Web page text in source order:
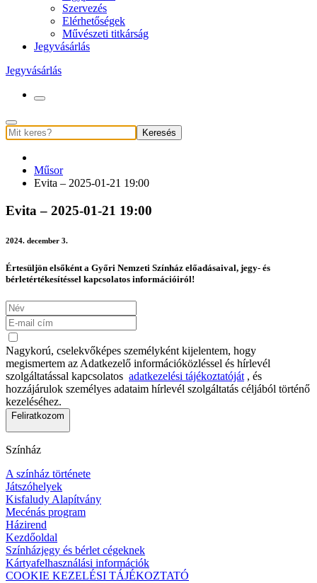
Szervezés
Elérhetőségek
Művészeti titkárság
Jegyvásárlás
Jegyvásárlás
Keresés
Műsor
Evita – 2025-01-21 19:00
Evita – 2025-01-21 19:00
2024. december 3.
Értesüljön elsőként a Győri Nemzeti Színház előadásaival, jegy- és
bérletértékesítéssel kapcsolatos információiról!
Nagykorú, cselekvőképes személyként kijelentem, hogy
megismertem az Adatkezelő információközléssel és hírlevél
szolgáltatással kapcsolatos adatkezelési tájékoztatóját , és
hozzájárulok személyes adataim hírlevél szolgáltatás céljából történő
kezeléséhez.
Feliratkozom
Színház
A színház története
Játszóhelyek
Kisfaludy Alapítvány
Mecénás program
Házirend
Kezdőoldal
Színházjegy és bérlet cégeknek
Kártyafelhasználási információk
COOKIE KEZELÉSI TÁJÉKOZTATÓ